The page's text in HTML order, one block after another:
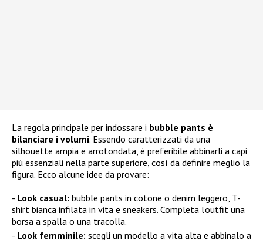
La regola principale per indossare i bubble pants è
bilanciare i volumi. Essendo caratterizzati da una
silhouette ampia e arrotondata, è preferibile abbinarli a capi
più essenziali nella parte superiore, così da definire meglio la
figura. Ecco alcune idee da provare:
Look casual: bubble pants in cotone o denim leggero, T-
shirt bianca infilata in vita e sneakers. Completa l’outfit una
borsa a spalla o una tracolla.
Look femminile: scegli un modello a vita alta e abbinalo a